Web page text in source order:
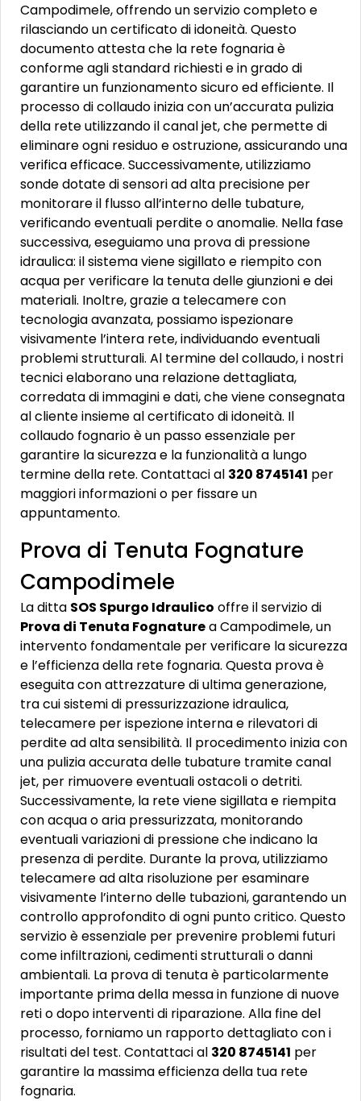
Campodimele, offrendo un servizio completo e
rilasciando un certificato di idoneità. Questo
documento attesta che la rete fognaria è
conforme agli standard richiesti e in grado di
garantire un funzionamento sicuro ed efficiente. Il
processo di collaudo inizia con un’accurata pulizia
della rete utilizzando il canal jet, che permette di
eliminare ogni residuo e ostruzione, assicurando una
verifica efficace. Successivamente, utilizziamo
sonde dotate di sensori ad alta precisione per
monitorare il flusso all’interno delle tubature,
verificando eventuali perdite o anomalie. Nella fase
successiva, eseguiamo una prova di pressione
idraulica: il sistema viene sigillato e riempito con
acqua per verificare la tenuta delle giunzioni e dei
materiali. Inoltre, grazie a telecamere con
tecnologia avanzata, possiamo ispezionare
visivamente l’intera rete, individuando eventuali
problemi strutturali. Al termine del collaudo, i nostri
tecnici elaborano una relazione dettagliata,
corredata di immagini e dati, che viene consegnata
al cliente insieme al certificato di idoneità. Il
collaudo fognario è un passo essenziale per
garantire la sicurezza e la funzionalità a lungo
termine della rete. Contattaci al 320 8745141 per
maggiori informazioni o per fissare un
appuntamento.
Prova di Tenuta Fognature
Campodimele
La ditta SOS Spurgo Idraulico offre il servizio di
Prova di Tenuta Fognaturea Campodimele, un
intervento fondamentale per verificare la sicurezza
e l’efficienza della rete fognaria. Questa prova è
eseguita con attrezzature di ultima generazione,
tra cui sistemi di pressurizzazione idraulica,
telecamere per ispezione interna e rilevatori di
perdite ad alta sensibilità. Il procedimento inizia con
una pulizia accurata delle tubature tramite canal
jet, per rimuovere eventuali ostacoli o detriti.
Successivamente, la rete viene sigillata e riempita
con acqua o aria pressurizzata, monitorando
eventuali variazioni di pressione che indicano la
presenza di perdite. Durante la prova, utilizziamo
telecamere ad alta risoluzione per esaminare
visivamente l’interno delle tubazioni, garantendo un
controllo approfondito di ogni punto critico. Questo
servizio è essenziale per prevenire problemi futuri
come infiltrazioni, cedimenti strutturali o danni
ambientali. La prova di tenuta è particolarmente
importante prima della messa in funzione di nuove
reti o dopo interventi di riparazione. Alla fine del
processo, forniamo un rapporto dettagliato con i
risultati del test. Contattaci al 320 8745141 per
garantire la massima efficienza della tua rete
fognaria.